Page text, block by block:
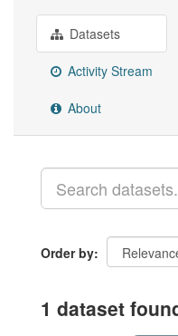
Datasets
Activity Stream
About
Order by
1 dataset